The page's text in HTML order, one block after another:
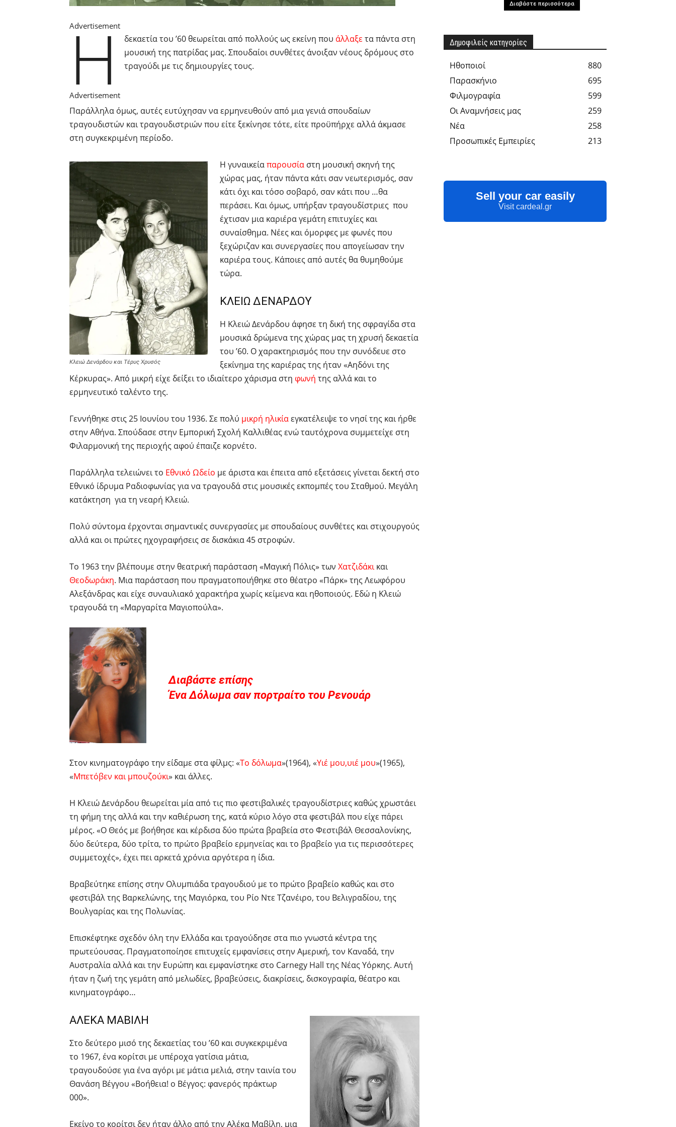
Advertisement
Η δεκαετία του ’60 θεωρείται από πολλούς ως εκείνη που άλλαξε τα πάντα στη
μουσική της πατρίδας μας. Σπουδαίοι συνθέτες άνοιξαν νέους δρόμους στο
τραγούδι με τις δημιουργίες τους.
Advertisement
Παράλληλα όμως, αυτές ευτύχησαν να ερμηνευθούν από μια γενιά σπουδαίων
τραγουδιστών και τραγουδιστριών που είτε ξεκίνησε τότε, είτε προϋπήρχε αλλά άκμασε
στη συγκεκριμένη περίοδο.
Κλειώ Δενάρδου και Τέρυς Χρυσός
Η γυναικείαπαρουσία στη μουσική σκηνή της
χώρας μας, ήταν πάντα κάτι σαν νεωτερισμός, σαν
κάτι όχι και τόσο σοβαρό, σαν κάτι που …θα
περάσει. Και όμως, υπήρξαν τραγουδίστριες που
έχτισαν μια καριέρα γεμάτη επιτυχίες και
συναίσθημα. Νέες και όμορφες με φωνές που
ξεχώριζαν και συνεργασίες που απογείωσαν την
καριέρα τους. Κάποιες από αυτές θα θυμηθούμε
τώρα.
ΚΛΕΙΩ ΔΕΝΑΡΔΟΥ
Η Κλειώ Δενάρδου άφησε τη δική της σφραγίδα στα
μουσικά δρώμενα της χώρας μας τη χρυσή δεκαετία
του ’60. Ο χαρακτηρισμός που την συνόδευε στο
ξεκίνημα της καριέρας της ήταν «Αηδόνι της
Κέρκυρας». Από μικρή είχε δείξει το ιδιαίτερο χάρισμα στη φωνή της αλλά και το
ερμηνευτικό ταλέντο της.
Γεννήθηκε στις 25 Ιουνίου του 1936. Σε πολύ μικρή ηλικίαεγκατέλειψε το νησί της και ήρθε
στην Αθήνα. Σπούδασε στην Εμπορική Σχολή Καλλιθέας ενώ ταυτόχρονα συμμετείχε στη
Φιλαρμονική της περιοχής αφού έπαιζε κορνέτο.
Παράλληλα τελειώνει το Εθνικό Ωδείο με άριστα και έπειτα από εξετάσεις γίνεται δεκτή στο
Εθνικό ίδρυμα Ραδιοφωνίας για να τραγουδά στις μουσικές εκπομπές του Σταθμού. Μεγάλη
κατάκτηση για τη νεαρή Κλειώ.
Πολύ σύντομα έρχονται σημαντικές συνεργασίες με σπουδαίους συνθέτες και στιχουργούς
αλλά και οι πρώτες ηχογραφήσεις σε δισκάκια 45 στροφών.
Το 1963 την βλέπουμε στην θεατρική παράσταση «Μαγική Πόλις» των Χατζιδάκικαι
Θεοδωράκη. Μια παράσταση που πραγματοποιήθηκε στο θέατρο «Πάρκ» της Λεωφόρου
Αλεξάνδρας και είχε συναυλιακό χαρακτήρα χωρίς κείμενα και ηθοποιούς. Εδώ η Κλειώ
τραγουδά τη «Μαργαρίτα Μαγιοπούλα».
Διαβάστε επίσης
Ένα Δόλωμα σαν πορτραίτο του Ρενουάρ
Στον κινηματογράφο την είδαμε στα φίλμς: «Το δόλωμα»(1964), «Υιέ μου,υιέ μου»(1965),
«Μπετόβεν και μπουζούκι» και άλλες.
Η Κλειώ Δενάρδου θεωρείται μία από τις πιο φεστιβαλικές τραγουδίστριες καθώς χρωστάει
τη φήμη της αλλά και την καθιέρωση της, κατά κύριο λόγο στα φεστιβάλ που είχε πάρει
μέρος. «Ο Θεός με βοήθησε και κέρδισα δύο πρώτα βραβεία στο Φεστιβάλ Θεσσαλονίκης,
δύο δεύτερα, δύο τρίτα, το πρώτο βραβείο ερμηνείας και το βραβείο για τις περισσότερες
συμμετοχές», έχει πει αρκετά χρόνια αργότερα η ίδια.
Βραβεύτηκε επίσης στην Ολυμπιάδα τραγουδιού με το πρώτο βραβείο καθώς και στο
φεστιβάλ της Βαρκελώνης, της Μαγιόρκα, του Ρίο Ντε Τζανέιρο, του Βελιγραδίου, της
Βουλγαρίας και της Πολωνίας.
Επισκέφτηκε σχεδόν όλη την Ελλάδα και τραγούδησε στα πιο γνωστά κέντρα της
πρωτεύουσας. Πραγματοποίησε επιτυχείς εμφανίσεις στην Αμερική, τον Καναδά, την
Αυστραλία αλλά και την Ευρώπη και εμφανίστηκε στο Carnegy Hall της Νέας Υόρκης. Αυτή
ήταν η ζωή της γεμάτη από μελωδίες, βραβεύσεις, διακρίσεις, δισκογραφία, θέατρο και
κινηματογράφο…
ΑΛΕΚΑ ΜΑΒΙΛΗ
Στο δεύτερο μισό της δεκαετίας του ’60 και συγκεκριμένα
το 1967, ένα κορίτσι με υπέροχα γατίσια μάτια,
τραγουδούσε για ένα αγόρι με μάτια μελιά, στην ταινία του
Θανάση Βέγγου «Bοήθεια! ο Bέγγος: φανερός πράκτωρ
000».
Εκείνο το κορίτσι δεν ήταν άλλο από την Αλέκα Μαβίλη, μια
Διαβάστε περισσότερα
Δημοφιλείς κατηγορίες
Hθοποιοί
880
Παρασκήνιο
695
Φιλμογραφία
599
Οι Αναμνήσεις μας
259
Νέα
258
Προσωπικές Εμπειρίες
213
Sell your car easily
Visit cardeal.gr